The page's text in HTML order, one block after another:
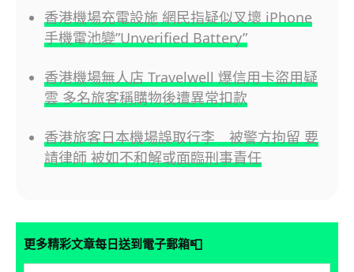
香港機場充電設施 網民指疑似叉壞 iPhone
手機電池變”Unverified Battery”
香港機場無人店 Travelwell 爆信用卡盜用疑
雲 多名旅客稱購物後遭異常扣款
香港旅客日本機場誤取行李 被警方拘留 要
請律師 被如不和解或面臨刑事責任
更多精彩文章每日送到電子郵箱📮